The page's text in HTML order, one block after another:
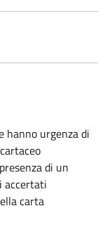
hanno urgenza di
di un
accertati
carta